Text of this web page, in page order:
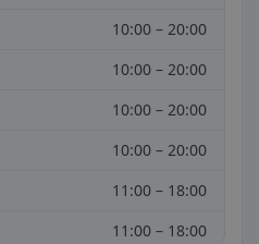
10:00 – 20:00
10:00 – 20:00
10:00 – 20:00
10:00 – 20:00
11:00 – 18:00
11:00 – 18:00